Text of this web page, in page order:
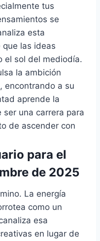
tus
se
esta
las ideas
el sol del mediodía.
la ambición
encontrando a su
aprende la
una carrera para
de ascender con
para el
de 2025
La energía
como un
esa
en lugar de